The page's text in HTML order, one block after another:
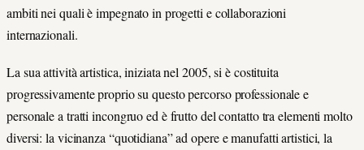
ambiti nei quali è impegnato in progetti e collaborazioni
internazionali.
La sua attività artistica, iniziata nel 2005, si è costituita
progressivamente proprio su questo percorso professionale e
personale a tratti incongruo ed è frutto del contatto tra elementi molto
diversi: la vicinanza “quotidiana” ad opere e manufatti artistici, la